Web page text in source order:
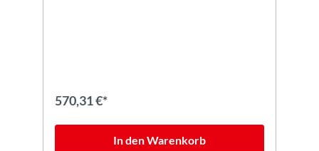
570,31 €*
In den Warenkorb